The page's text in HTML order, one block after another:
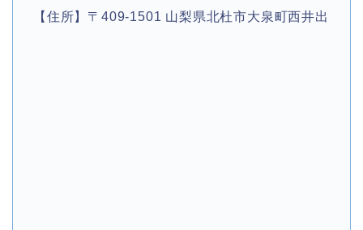
【住所】〒409-1501 山梨県北杜市大泉町西井出